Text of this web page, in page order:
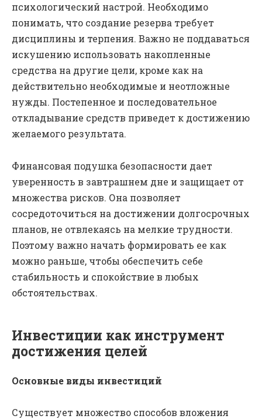
психологический настрой. Необходимо
понимать, что создание резерва требует
дисциплины и терпения. Важно не поддаваться
искушению использовать накопленные
средства на другие цели, кроме как на
действительно необходимые и неотложные
нужды. Постепенное и последовательное
откладывание средств приведет к достижению
желаемого результата.
Финансовая подушка безопасности дает
уверенность в завтрашнем дне и защищает от
множества рисков. Она позволяет
сосредоточиться на достижении долгосрочных
планов, не отвлекаясь на мелкие трудности.
Поэтому важно начать формировать ее как
можно раньше, чтобы обеспечить себе
стабильность и спокойствие в любых
обстоятельствах.
Инвестиции как инструмент
достижения целей
Основные виды инвестиций
Существует множество способов вложения